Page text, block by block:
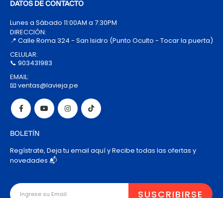
DATOS DE CONTACTO
Lunes a Sábado 11:00AM a 7:30PM
DIRECCIÓN:
📍 Calle Roma 324 - San Isidro (Punto Oculto - Tocar la puerta)
CELULAR:
📞 903431983
EMAIL:
📧 ventas@lavieja.pe
BOLETÍN
Regístrate, Deja tu email aquí y Recibe todas las ofertas y
novedades 📬